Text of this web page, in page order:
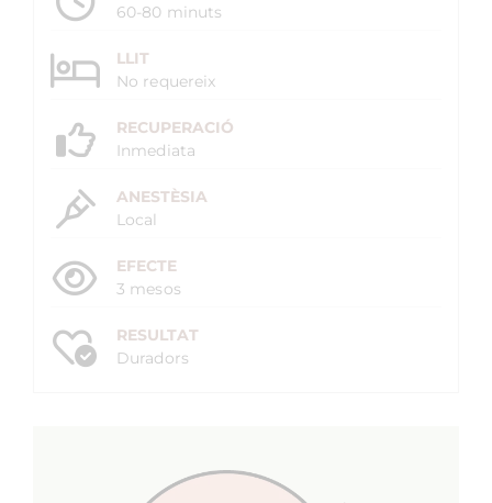
60-80 minuts
LLIT
No requereix
RECUPERACIÓ
Inmediata
ANESTÈSIA
Local
EFECTE
3 mesos
RESULTAT
Duradors